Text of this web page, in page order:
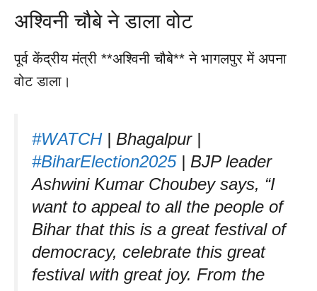
अश्विनी चौबे ने डाला वोट
पूर्व केंद्रीय मंत्री **अश्विनी चौबे** ने भागलपुर में अपना
वोट डाला।
#WATCH| Bhagalpur |
#BiharElection2025| BJP leader
Ashwini Kumar Choubey says, “I
want to appeal to all the people of
Bihar that this is a great festival of
democracy, celebrate this great
festival with great joy. From the